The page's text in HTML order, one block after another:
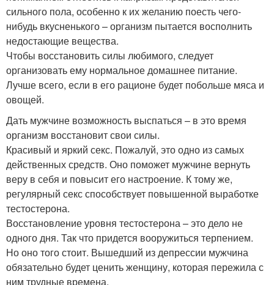
сильного пола, особенно к их желанию поесть чего-
нибудь вкусненького – организм пытается восполнить
недостающие вещества.
Чтобы восстановить силы любимого, следует
организовать ему нормальное домашнее питание.
Лучше всего, если в его рационе будет побольше мяса и
овощей.
Дать мужчине возможность выспаться – в это время
организм восстановит свои силы.
Красивый и яркий секс. Пожалуй, это одно из самых
действенных средств. Оно поможет мужчине вернуть
веру в себя и повысит его настроение. К тому же,
регулярный секс способствует повышенной выработке
тестостерона.
Восстановление уровня тестостерона – это дело не
одного дня. Так что придется вооружиться терпением.
Но оно того стоит. Вышедший из депрессии мужчина
обязательно будет ценить женщину, которая пережила с
ним трудные времена.